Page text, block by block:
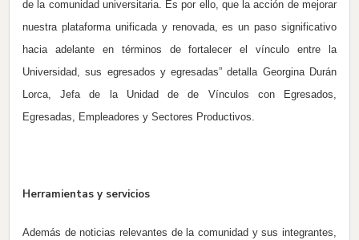
de la comunidad universitaria. Es por ello, que la acción de mejorar
nuestra plataforma unificada y renovada, es un paso significativo
hacia adelante en términos de fortalecer el vínculo entre la
Universidad, sus egresados y egresadas” detalla Georgina Durán
Lorca, Jefa de la Unidad de de Vínculos con Egresados,
Egresadas, Empleadores y Sectores Productivos.
Herramientas y servicios
Además de noticias relevantes de la comunidad y sus integrantes,